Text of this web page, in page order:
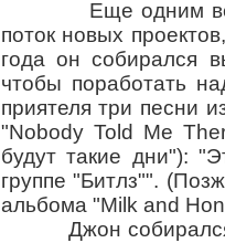
Еще одним
поток новых
года он собирался
чтобы поработать
приятеля три песни
"Nobody Told Me
будут такие дни"):
группе "Битлз"".
альбома "Milk and
Джон собирался